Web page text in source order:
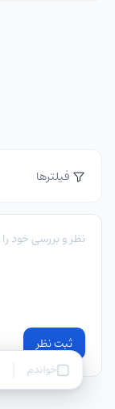
فیلترها
ثبت نظر
خواندم